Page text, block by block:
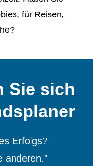
für Reisen,
Sie sich
Erfolgs?
anderen."